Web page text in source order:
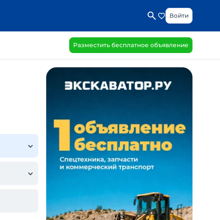
Войти
Разместить бесплатное объявление